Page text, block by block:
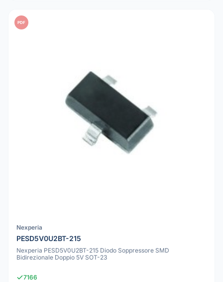
PDF
Nexperia
PESD5V0U2BT-215
Nexperia PESD5V0U2BT-215 Diodo Soppressore SMD
Bidirezionale Doppio 5V SOT-23
7166